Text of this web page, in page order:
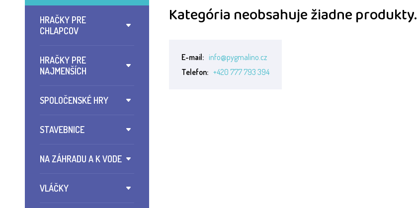
HRAČKY PRE
CHLAPCOV
HRAČKY PRE
NAJMENŠÍCH
SPOLOČENSKÉ HRY
STAVEBNICE
NA ZÁHRADU A K VODE
VLÁČKY
Kategória neobsahuje žiadne produkty.
E-mail: info@pygmalino.cz
Telefon: +420 777 793 394